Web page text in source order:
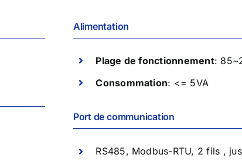
Alimentation
Plage de fonctionnement:
Consommation: <= 5VA
Port de communication
RS485, Modbus-RTU, 2 fils ,